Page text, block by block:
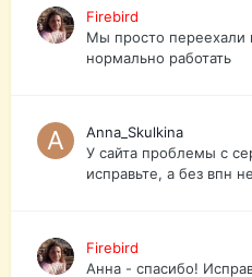
Firebird
Мы просто переехали
нормально работать
Anna_Skulkina
У сайта проблемы с
исправьте, а без впн
Firebird
Анна - спасибо!